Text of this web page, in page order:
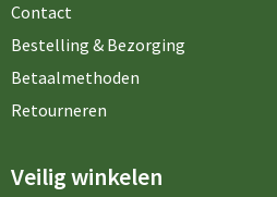
Contact
Bestelling & Bezorging
Betaalmethoden
Retourneren
Veilig winkelen